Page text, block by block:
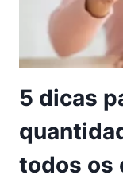
5 dicas
todos os